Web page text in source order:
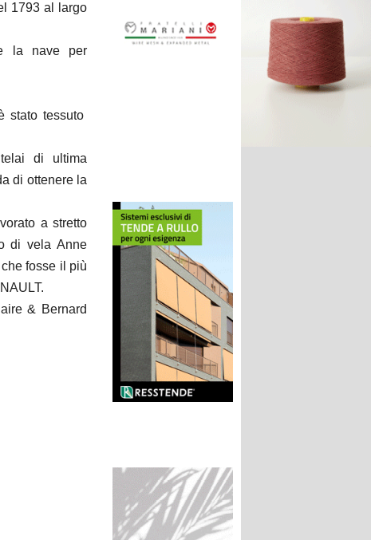
1793 al largo
la nave per
stato tessuto
di ultima
di ottenere la
a stretto
di vela Anne
fosse il più
& Bernard